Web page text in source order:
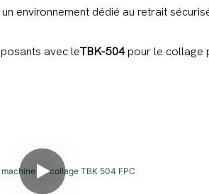
environnement dédié au retrait
avec leTBK-504pour le collage